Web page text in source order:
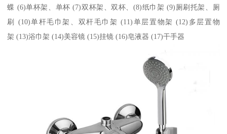
蝶 (6)单杯架、单杯 (7)双杯架、双杯、(8)纸巾架 (9)厕刷托架、厕
刷 (10)单杆毛巾架、双杆毛巾架 (11)单层置物架 (12)多层置物
架 (13)浴巾架 (14)美容镜 (15)挂镜 (16)皂液器 (17)干手器